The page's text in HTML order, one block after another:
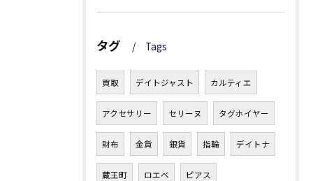
タグ Tags
買取 デイトジャスト カルティエ
アクセサリー セリーヌ タグホイヤー
財布 金貨 銀貨 指輪 デイトナ
蔵王町 ロエベ ピアス